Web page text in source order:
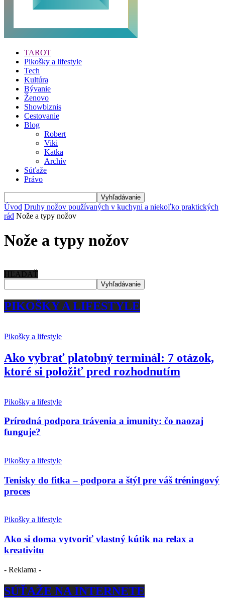
TAROT
Pikošky a lifestyle
Tech
Kultúra
Bývanie
Ženovo
Showbiznis
Cestovanie
Blog
Robert
Viki
Katka
Archív
Súťaže
Právo
Úvod Druhy nožov používaných v kuchyni a niekoľko praktických
rád Nože a typy nožov
Nože a typy nožov
HĽADAŤ
PIKOŠKY A LIFESTYLE
Pikošky a lifestyle
Ako vybrať platobný terminál: 7 otázok,
ktoré si položiť pred rozhodnutím
Pikošky a lifestyle
Prírodná podpora trávenia a imunity: čo naozaj
funguje?
Pikošky a lifestyle
Tenisky do fitka – podpora a štýl pre váš tréningový
proces
Pikošky a lifestyle
Ako si doma vytvoriť vlastný kútik na relax a
kreativitu
- Reklama -
SÚŤAŽE NA INTERNETE